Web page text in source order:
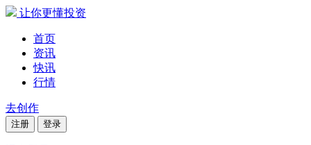
让你更懂投资
首页
资讯
快讯
行情
去创作
注册 登录